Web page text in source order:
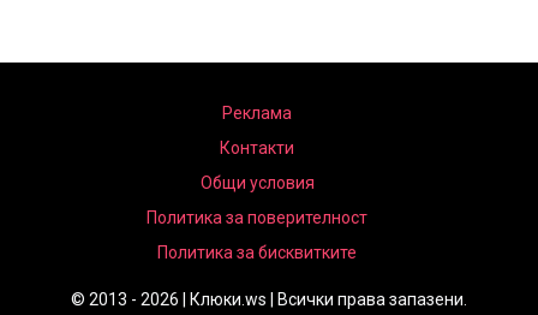
Реклама
Контакти
Общи условия
Политика за поверителност
Политика за бисквитките
© 2013 - 2026 | Клюки.ws | Всички права запазени.